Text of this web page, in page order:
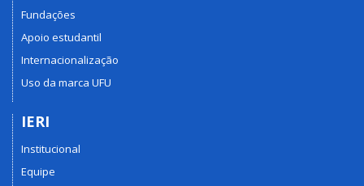
Fundações
Apoio estudantil
Internacionalização
Uso da marca UFU
IERI
Institucional
Equipe